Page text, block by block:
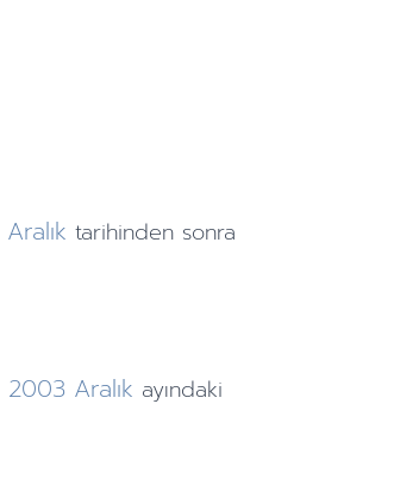
Aralık tarihinden sonra
2003 Aralık ayındaki